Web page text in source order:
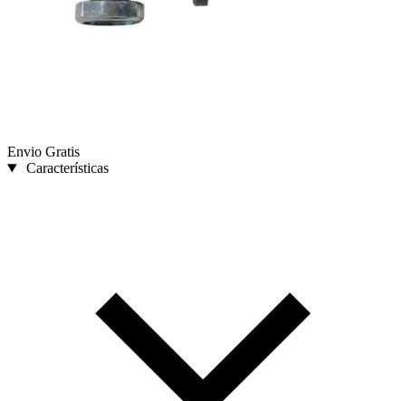
Envio Gratis
Características